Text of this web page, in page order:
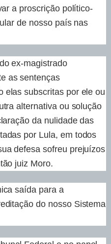
a proscrição político-
de nosso país nas
ex-magistrado
as sentenças
elas subscritas por ele ou
alternativa ou solução
da nulidade das
por Lula, em todos
defesa sofreu prejuízos
juiz Moro.
saída para a
do nosso Sistema